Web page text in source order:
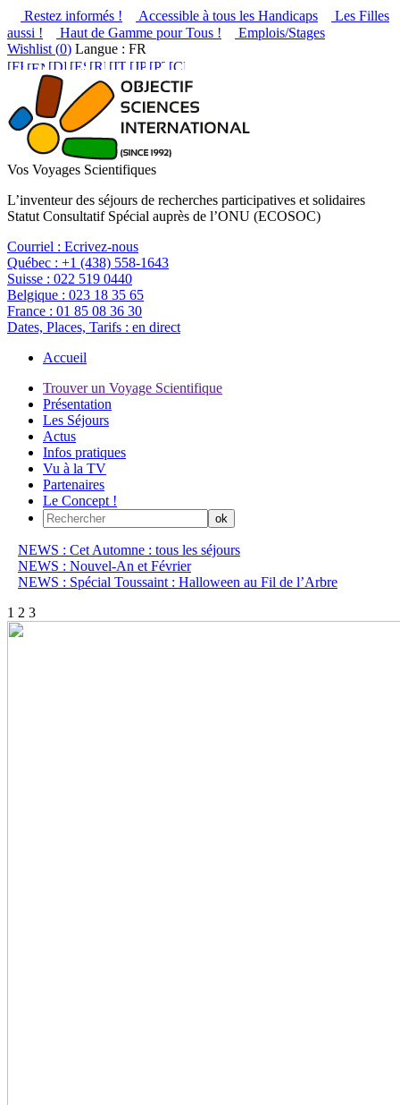
Restez informés ! Accessible à tous les Handicaps
Les Filles
aussi !
Haut de Gamme pour Tous !
Emplois/Stages
Wishlist (0) Langue : FR
Vos Voyages Scientifiques
L’inventeur des séjours de recherches participatives et solidaires
Statut Consultatif Spécial auprès de l’ONU (ECOSOC)
Courriel : Ecrivez-nous
Québec : +1 (438) 558-1643
Suisse : 022 519 0440
Belgique : 023 18 35 65
France : 01 85 08 36 30
Dates, Places, Tarifs : en direct
Accueil
Trouver un Voyage Scientifique
Présentation
Les Séjours
Actus
Infos pratiques
Vu à la TV
Partenaires
Le Concept !
NEWS : Cet Automne : tous les séjours
NEWS : Nouvel-An et Février
NEWS : Spécial Toussaint : Halloween au Fil de l’Arbre
1 2 3